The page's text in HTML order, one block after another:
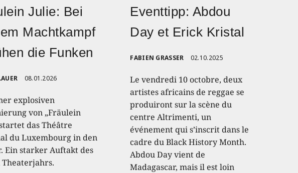
Julie: Bei
Machtkampf
die Funken
08.01.2026
explosiven
von „Fräulein
das Théâtre
du Luxembourg in den
Ein starker Auftakt des
Theaterjahrs.
Eventtipp: Abdou
Day et Erick Kristal
FABIEN GRASSER 02.10.2025
Le vendredi 10 octobre, deux
artistes africains de reggae se
produiront sur la scène du
centre Altrimenti, un
événement qui s’inscrit dans le
cadre du Black History Month.
Abdou Day vient de
Madagascar, mais il est loin